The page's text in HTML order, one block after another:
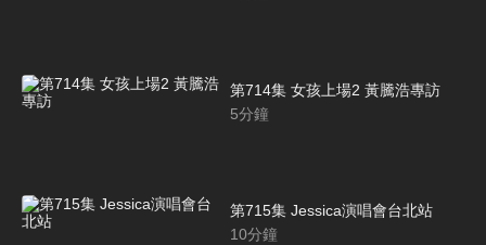
第714集 女孩上場2 黃騰浩專訪
5分鐘
第715集 Jessica演唱會台北站
10分鐘